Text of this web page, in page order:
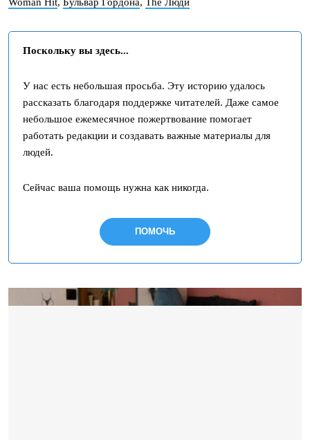
Поскольку вы здесь...
У нас есть небольшая просьба. Эту историю удалось
рассказать благодаря поддержке читателей. Даже самое
небольшое ежемесячное пожертвование помогает
работать редакции и создавать важные материалы для
людей.
Сейчас ваша помощь нужна как никогда.
ПОМОЧЬ